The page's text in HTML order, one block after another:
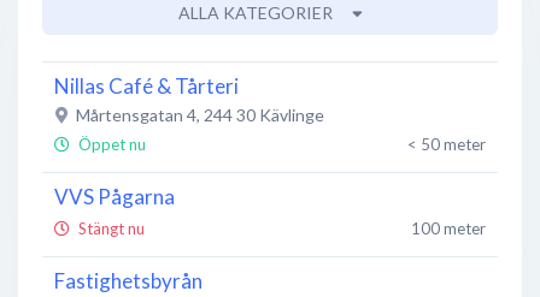
ALLA KATEGORIER
Nillas Café & Tårteri
Mårtensgatan 4, 244 30 Kävlinge
Öppet nu < 50 meter
VVS Pågarna
Stängt nu 100 meter
Fastighetsbyrån